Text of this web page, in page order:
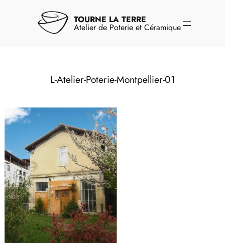
TOURNE LA TERRE
Atelier de Poterie et Céramique
L-Atelier-Poterie-Montpellier-01